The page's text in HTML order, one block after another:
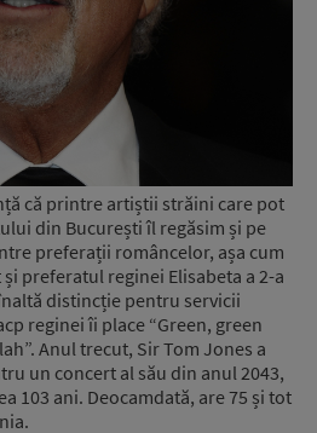
că printre artiștii străini care pot
din București îl regăsim și pe
preferații româncelor, așa cum
preferatul reginei Elisabeta a 2-a
distincție pentru servicii
reginei îi place “Green, green
Anul trecut, Sir Tom Jones a
un concert al său din anul 2043,
103 ani. Deocamdată, are 75 și tot